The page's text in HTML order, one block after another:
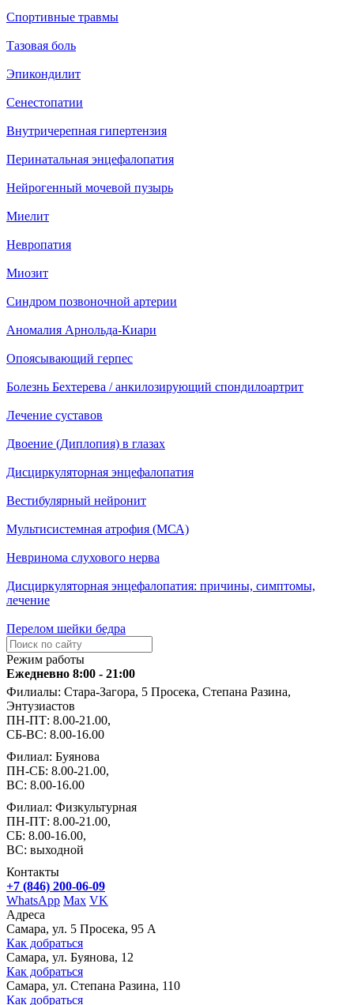
Спортивные травмы
Тазовая боль
Эпикондилит
Сенестопатии
Внутричерепная гипертензия
Перинатальная энцефалопатия
Нейрогенный мочевой пузырь
Миелит
Невропатия
Миозит
Синдром позвоночной артерии
Аномалия Арнольда-Киари
Опоясывающий герпес
Болезнь Бехтерева / анкилозирующий спондилоартрит
Лечение суставов
Двоение (Диплопия) в глазах
Дисциркуляторная энцефалопатия
Вестибулярный нейронит
Мультисистемная атрофия (МСА)
Невринома слухового нерва
Дисциркуляторная энцефалопатия: причины, симптомы,
лечение
Перелом шейки бедра
Режим работы
Ежедневно 8:00 - 21:00
Филиалы: Стара-Загора, 5 Просека, Степана Разина,
Энтузиастов
ПН-ПТ: 8.00-21.00,
СБ-ВС: 8.00-16.00
Филиал: Буянова
ПН-СБ: 8.00-21.00,
ВС: 8.00-16.00
Филиал: Физкультурная
ПН-ПТ: 8.00-21.00,
СБ: 8.00-16.00,
ВС: выходной
Контакты
+7 (846) 200-06-09
WhatsApp Max VK
Адреса
Самара, ул. 5 Просека, 95 А
Как добраться
Самара, ул. Буянова, 12
Как добраться
Самара, ул. Степана Разина, 110
Как добраться